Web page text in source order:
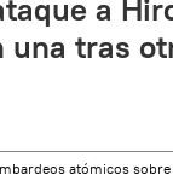
a
una tras
atómicos